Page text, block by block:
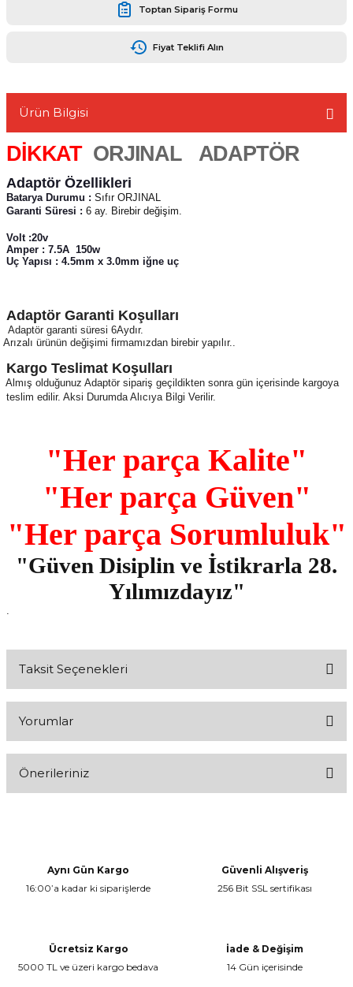
Toptan Sipariş Formu
Fiyat Teklifi Alın
Ürün Bilgisi
DİKKATORJINAL ADAPTÖR
Adaptör Özellikleri
Batarya Durumu : Sıfır ORJINAL
Garanti Süresi : 6 ay. Birebir değişim.
Volt :20v
Amper : 7.5A 150w
Uç Yapısı : 4.5mm x 3.0mm iğne uç
Adaptör Garanti Koşulları
Adaptör garanti süresi 6Aydır.
Arızalı ürünün değişimi firmamızdan birebir yapılır..
Kargo Teslimat Koşulları
Almış olduğunuz Adaptör sipariş geçildikten sonra gün içerisinde kargoya
teslim edilir. Aksi Durumda Alıcıya Bilgi Verilir.
"Her parça Kalite"
"Her parça Güven"
"Her parça Sorumluluk"
"Güven Disiplin ve İstikrarla 28.
Yılımızdayız"
Taksit Seçenekleri
Yorumlar
Önerileriniz
Ürün resmi kalitesiz, bozuk veya görüntülenemiyor.
Aynı Gün Kargo
16:00’a kadar ki siparişlerde
Güvenli Alışveriş
256 Bit SSL sertifikası
Ücretsiz Kargo
5000 TL ve üzeri kargo bedava
İade & Değişim
14 Gün içerisinde